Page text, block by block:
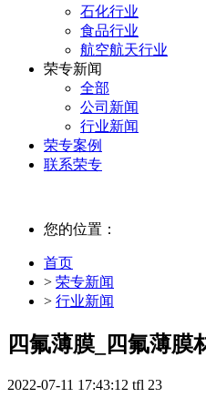
石化行业
食品行业
航空航天行业
荣专新闻
全部
公司新闻
行业新闻
荣专案例
联系荣专
您的位置：
首页
> 荣专新闻
> 行业新闻
四氟薄膜_四氟薄膜
2022-07-11 17:43:12 tfl 23